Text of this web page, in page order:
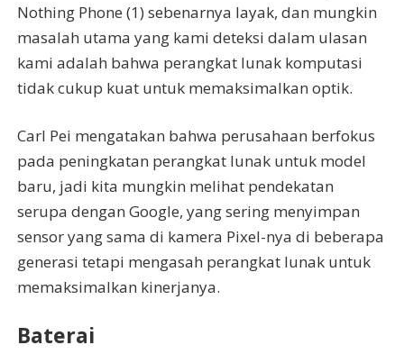
Nothing Phone (1) sebenarnya layak, dan mungkin
masalah utama yang kami deteksi dalam ulasan
kami adalah bahwa perangkat lunak komputasi
tidak cukup kuat untuk memaksimalkan optik.
Carl Pei mengatakan bahwa perusahaan berfokus
pada peningkatan perangkat lunak untuk model
baru, jadi kita mungkin melihat pendekatan
serupa dengan Google, yang sering menyimpan
sensor yang sama di kamera Pixel-nya di beberapa
generasi tetapi mengasah perangkat lunak untuk
memaksimalkan kinerjanya.
Baterai